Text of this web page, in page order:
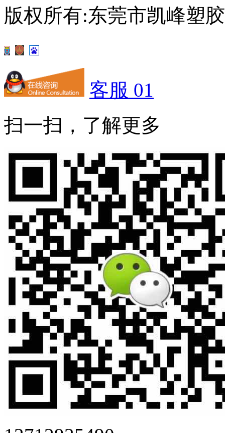
版权所有:东莞市凯峰塑
客服 01
扫一扫，了解更多